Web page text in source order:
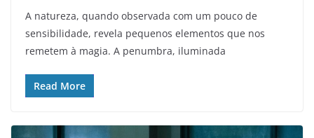
A natureza, quando observada com um pouco de
sensibilidade, revela pequenos elementos que nos
remetem à magia. A penumbra, iluminada
Read More